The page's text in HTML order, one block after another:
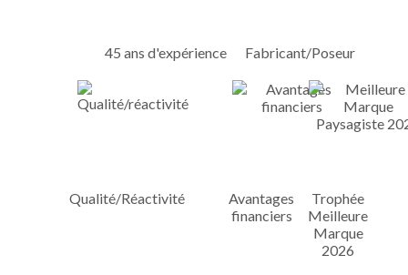
45 ans d'expérience Fabricant/Poseur
Qualité/Réactivité
Avantages
financiers
Trophée
Meilleure
Marque
2026